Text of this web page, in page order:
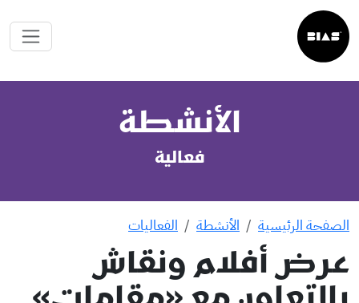
الأنشطة
فعالية
الصفحة الرئيسية الأنشطة الفعاليات
عرض أفلام ونقاش